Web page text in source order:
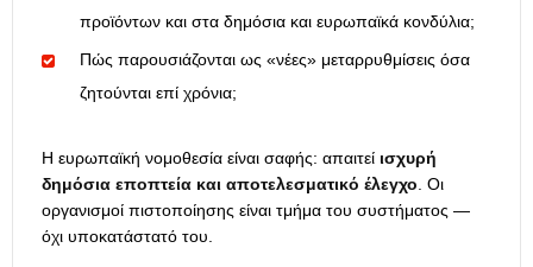
προϊόντων και στα δημόσια και ευρωπαϊκά κονδύλια;
Πώς παρουσιάζονται ως «νέες» μεταρρυθμίσεις όσα
ζητούνται επί χρόνια;
Η ευρωπαϊκή νομοθεσία είναι σαφής: απαιτεί ισχυρή
δημόσια εποπτεία και αποτελεσματικό έλεγχο. Οι
οργανισμοί πιστοποίησης είναι τμήμα του συστήματος —
όχι υποκατάστατό του.